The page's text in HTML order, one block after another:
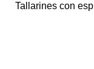
Tallarines con